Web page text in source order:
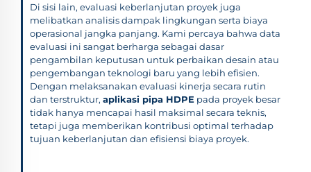
Di sisi lain, evaluasi keberlanjutan proyek juga
melibatkan analisis dampak lingkungan serta biaya
operasional jangka panjang. Kami percaya bahwa data
evaluasi ini sangat berharga sebagai dasar
pengambilan keputusan untuk perbaikan desain atau
pengembangan teknologi baru yang lebih efisien.
Dengan melaksanakan evaluasi kinerja secara rutin
dan terstruktur, aplikasi pipa HDPE pada proyek besar
tidak hanya mencapai hasil maksimal secara teknis,
tetapi juga memberikan kontribusi optimal terhadap
tujuan keberlanjutan dan efisiensi biaya proyek.